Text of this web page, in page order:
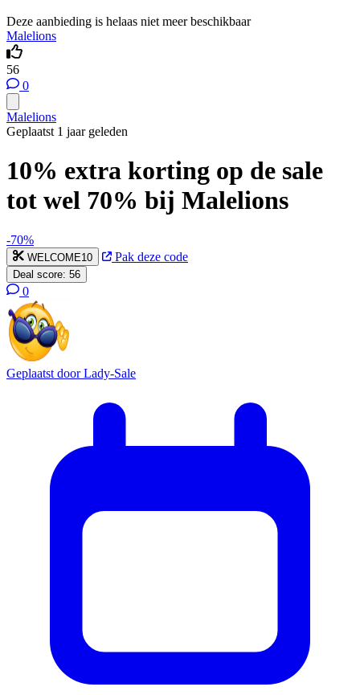
Deze aanbieding is helaas niet meer beschikbaar
Malelions
56
0
Malelions
Geplaatst 1 jaar geleden
10% extra korting op de sale
tot wel 70% bij Malelions
-70%
WELCOME10 Pak deze code
Deal score: 56
0
Geplaatst doorLady-Sale